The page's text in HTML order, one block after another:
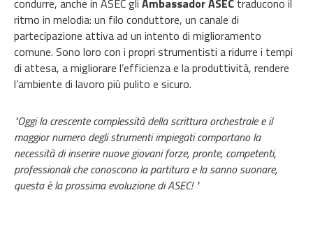
condurre, anche in ASEC gli Ambassador ASEC traducono il
ritmo in melodia: un filo conduttore, un canale di
partecipazione attiva ad un intento di miglioramento
comune. Sono loro con i propri strumentisti a ridurre i tempi
di attesa, a migliorare l’efficienza e la produttività, rendere
l’ambiente di lavoro più pulito e sicuro.
"Oggi la crescente complessità della scrittura orchestrale e il
maggior numero degli strumenti impiegati comportano la
necessità di inserire nuove giovani forze, pronte, competenti,
professionali che conoscono la partitura e la sanno suonare,
questa è la prossima evoluzione di ASEC! "